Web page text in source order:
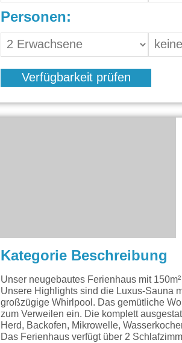
Personen:
Verfügbarkeit prüfen
Kategorie Beschreibung
Unser neugebautes Ferienhaus mit
Unsere Highlights sind die Luxus-Sauna
großzügige Whirlpool. Das gemütliche
zum Verweilen ein. Die komplett
Herd, Backofen, Mikrowelle,
Das Ferienhaus verfügt über 2